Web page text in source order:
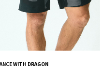
WITH DRAGON